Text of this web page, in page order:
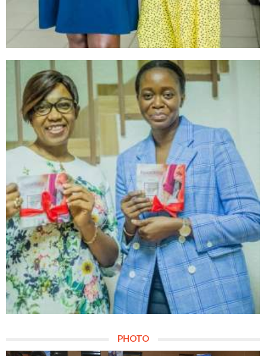
PHOTO